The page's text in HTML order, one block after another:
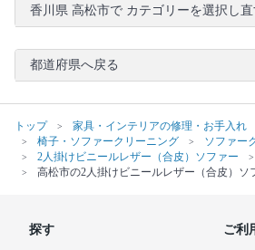
香川県 高松市で カテゴリーを選択し直
都道府県へ戻る
トップ
家具・インテリアの修理・お手入れ
椅子・ソファークリーニング
ソファー
2人掛けビニールレザー（合皮）ソファー
高松市の2人掛けビニールレザー（合皮）ソ
探す ご利